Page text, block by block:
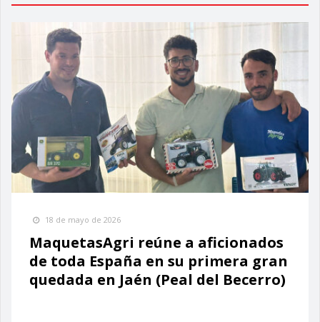
18 de mayo de 2026
MaquetasAgri reúne a aficionados
de toda España en su primera gran
quedada en Jaén (Peal del Becerro)